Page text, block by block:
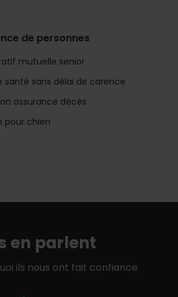
de personnes
mutuelle senior
santé sans délai de carence
assurance décès
pour chien
en parlent
ils nous ont fait confiance